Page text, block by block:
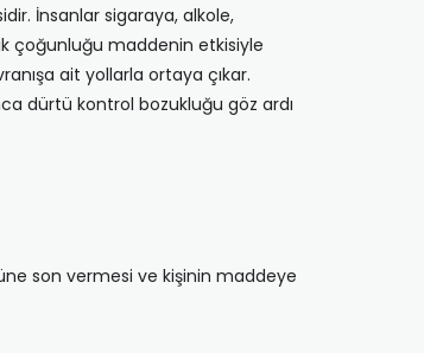
İnsanlar sigaraya, alkole,
çoğunluğu maddenin etkisiyle
ait yollarla ortaya çıkar.
dürtü kontrol bozukluğu göz ardı
son vermesi ve kişinin maddeye